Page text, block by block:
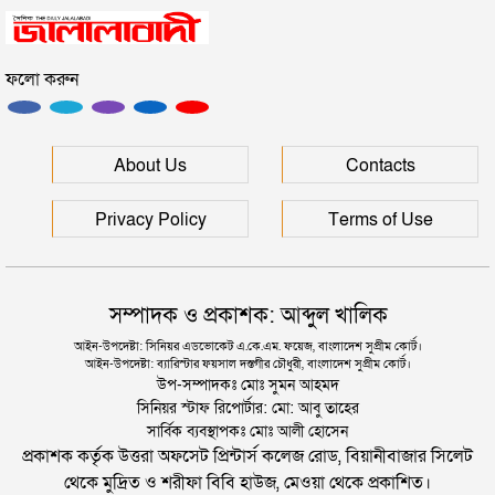
প্রধানমন্ত্রী
সিলেটে আরও দুইজনের মৃত্যু, হাসপাতালে ৩ শতাধিক
ফলো করুন
About Us Contacts
Privacy Policy Terms of Use
সম্পাদক ও প্রকাশক: আব্দুল খালিক
আইন-উপদেষ্টা: সিনিয়র এডভোকেট এ.কে.এম. ফয়েজ, বাংলাদেশ সুপ্রীম কোর্ট।
আইন-উপদেষ্টা: ব্যারিস্টার ফয়সাল দস্তগীর চৌধুরী, বাংলাদেশ সুপ্রীম কোর্ট।
উপ-সম্পাদকঃ মোঃ সুমন আহমদ
সিনিয়র স্টাফ রিপোর্টার: মো: আবু তাহের
সার্বিক ব্যবস্থাপকঃ মোঃ আলী হোসেন
প্রকাশক কর্তৃক উত্তরা অফসেট প্রিন্টার্স কলেজ রোড, বিয়ানীবাজার সিলেট
থেকে মুদ্রিত ও শরীফা বিবি হাউজ, মেওয়া থেকে প্রকাশিত।